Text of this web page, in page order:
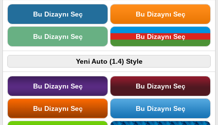
Bu Dizaynı Seç Bu Dizaynı Seç
Bu Dizaynı Seç Bu Dizaynı Seç
Yeni Auto (1.4) Style
Bu Dizaynı Seç Bu Dizaynı Seç
Bu Dizaynı Seç Bu Dizaynı Seç